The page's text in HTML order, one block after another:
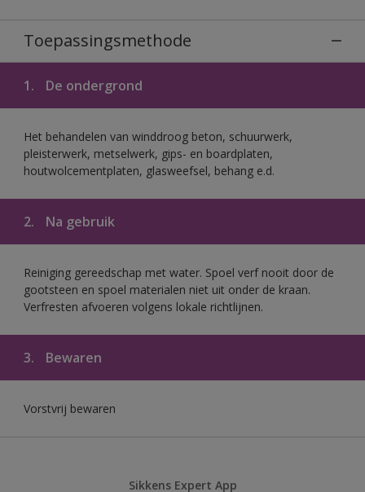
Toepassingsmethode
1. De ondergrond
Het behandelen van winddroog beton, schuurwerk,
pleisterwerk, metselwerk, gips- en boardplaten,
houtwolcementplaten, glasweefsel, behang e.d.
2. Na gebruik
Reiniging gereedschap met water. Spoel verf nooit door de
gootsteen en spoel materialen niet uit onder de kraan.
Verfresten afvoeren volgens lokale richtlijnen.
3. Bewaren
Vorstvrij bewaren
Sikkens Expert App